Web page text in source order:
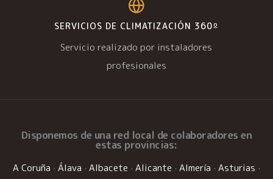
SERVICIOS DE CLIMATIZACIÓN 360º
Servicio realizado por instaladores
profesionales
Disponemos de una red local de colaboradores en
estas provincias:
A Coruña · Álava · Albacete · Alicante · Almería · Asturias ·